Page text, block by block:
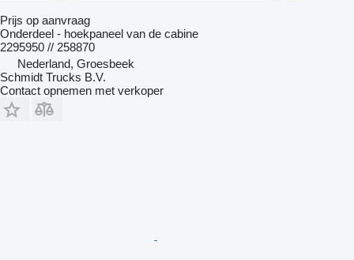
Prijs op aanvraag
Onderdeel - hoekpaneel van de cabine
2295950 // 258870
Nederland, Groesbeek
Schmidt Trucks B.V.
Contact opnemen met verkoper